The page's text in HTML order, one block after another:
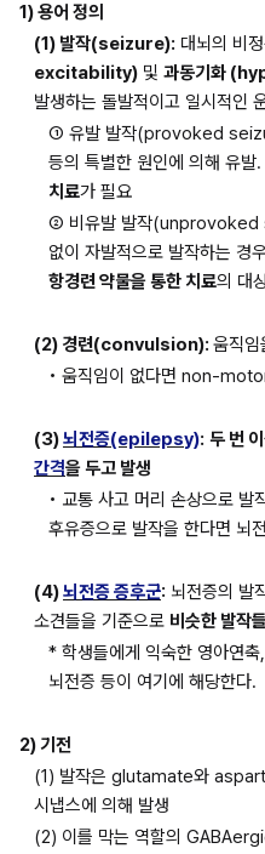
1) 용어 정의
(1) 발작(seizure): 대뇌의 비
excitability) 및 과동기화
발생하는 돌발적이고 일시적인
① 유발 발작(provoked
등의 특별한 원인에 의해 유발.
치료가 필요
② 비유발 발작(unprovoked
없이 자발적으로 발작하는 경
항경련 약물을 통한 치료의 대
(2) 경련(convulsion): 움직
• 움직임이 없다면 non-
(3) 뇌전증(epilepsy): 두 번
간격을 두고 발생
• 교통 사고 머리 손상으로 발
후유증으로 발작을 한다면 뇌
(4) 뇌전증 증후군: 뇌전증의 발
소견들을 기준으로 비슷한 발작
* 학생들에게 익숙한 영아연
뇌전증 등이 여기에 해당한다.
2) 기전
(1) 발작은 glutamate와
시냅스에 의해 발생
(2) 이를 막는 역할의